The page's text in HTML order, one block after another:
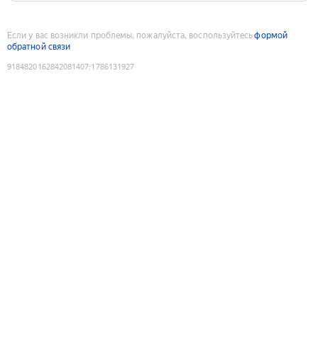
Если у вас возникли проблемы, пожалуйста, воспользуйтесьформой
обратной связи
9184820162842081407:1786131927